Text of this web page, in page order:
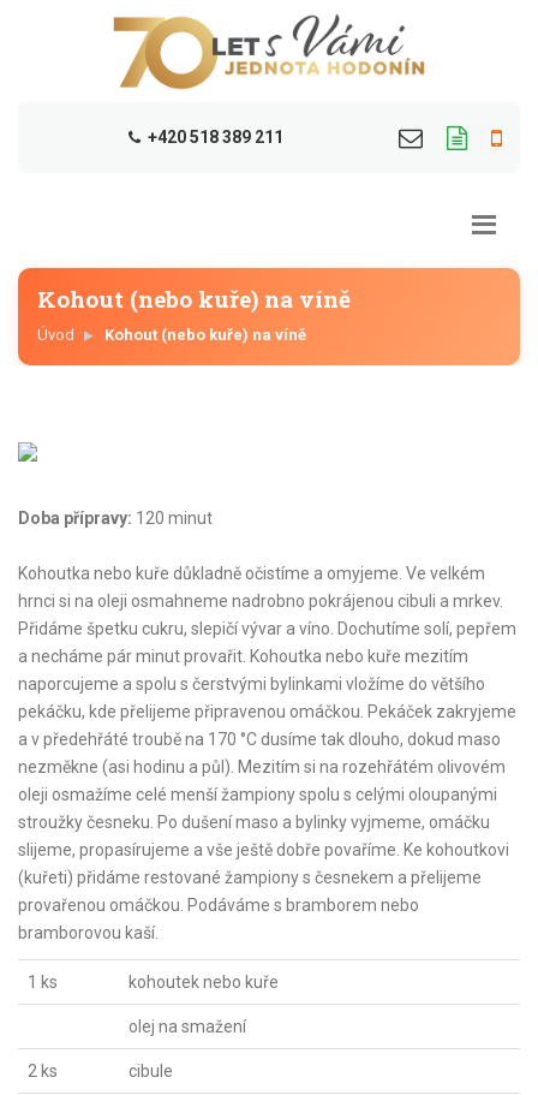
+420 518 389 211
Kohout (nebo kuře) na víně
Úvod Kohout (nebo kuře) na víně
Doba přípravy: 120 minut
Kohoutka nebo kuře důkladně očistíme a omyjeme. Ve velkém
hrnci si na oleji osmahneme nadrobno pokrájenou cibuli a mrkev.
Přidáme špetku cukru, slepičí vývar a víno. Dochutíme solí, pepřem
a necháme pár minut provařit. Kohoutka nebo kuře mezitím
naporcujeme a spolu s čerstvými bylinkami vložíme do většího
pekáčku, kde přelijeme připravenou omáčkou. Pekáček zakryjeme
a v předehřáté troubě na 170 °C dusíme tak dlouho, dokud maso
nezměkne (asi hodinu a půl). Mezitím si na rozehřátém olivovém
oleji osmažíme celé menší žampiony spolu s celými oloupanými
stroužky česneku. Po dušení maso a bylinky vyjmeme, omáčku
slijeme, propasírujeme a vše ještě dobře povaříme. Ke kohoutkovi
(kuřeti) přidáme restované žampiony s česnekem a přelijeme
provařenou omáčkou. Podáváme s bramborem nebo
bramborovou kaší.
1 ks kohoutek nebo kuře
olej na smažení
2 ks cibule